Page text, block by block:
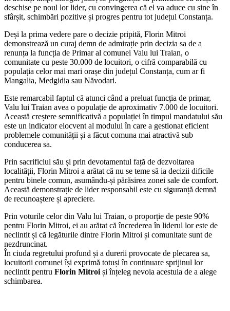
deschise pe noul lor lider, cu convingerea că el va aduce cu sine în
sfârșit, schimbări pozitive și progres pentru tot județul Constanța.
Deși la prima vedere pare o decizie pripită, Florin Mitroi
demonstrează un curaj demn de admirație prin decizia sa de a
renunța la funcția de Primar al comunei Valu lui Traian, o
comunitate cu peste 30.000 de locuitori, o cifră comparabilă cu
populația celor mai mari orașe din județul Constanța, cum ar fi
Mangalia, Medgidia sau Năvodari.
Este remarcabil faptul că atunci când a preluat funcția de primar,
Valu lui Traian avea o populație de aproximativ 7.000 de locuitori.
Această creștere semnificativă a populației în timpul mandatului său
este un indicator elocvent al modului în care a gestionat eficient
problemele comunității și a făcut comuna mai atractivă sub
conducerea sa.
Prin sacrificiul său și prin devotamentul față de dezvoltarea
localității, Florin Mitroi a arătat că nu se teme să ia decizii dificile
pentru binele comun, asumându-și părăsirea zonei sale de comfort.
Această demonstrație de lider responsabil este cu siguranță demnă
de recunoaștere și apreciere.
Prin voturile celor din Valu lui Traian, o proporție de peste 90%
pentru Florin Mitroi, ei au arătat că încrederea în liderul lor este de
neclintit și că legăturile dintre Florin Mitroi și comunitate sunt de
nezdruncinat.
În ciuda regretului profund și a durerii provocate de plecarea sa,
locuitorii comunei își exprimă totuși în continuare sprijinul lor
neclintit pentru Florin Mitroi și înțeleg nevoia acestuia de a alege
schimbarea.